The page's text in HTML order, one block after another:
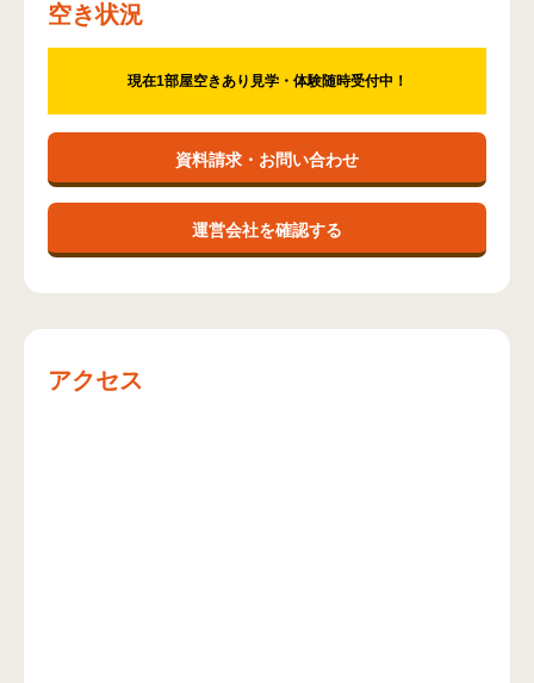
空き状況
現在1部屋空きあり見学・体験随時受付中！
資料請求・お問い合わせ
運営会社を確認する
アクセス